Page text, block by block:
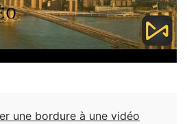
une bordure à une vidéo